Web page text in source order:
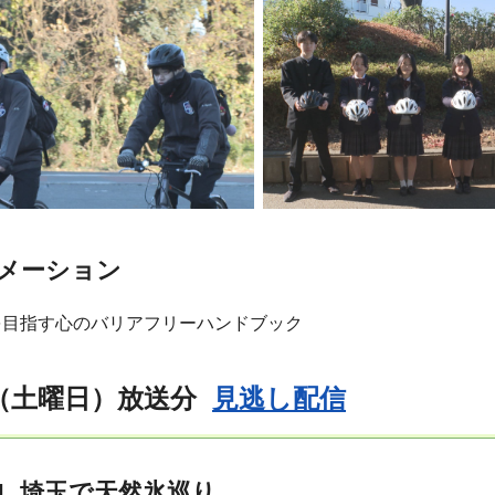
ーション
指す心のバリアフリーハンドブック
土曜日）放送分 見逃し配信